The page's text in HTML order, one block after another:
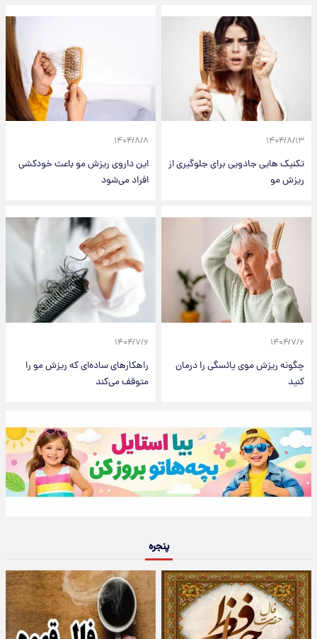
۱۴۰۴/۸/۱۳
تکنیک هایی جادویی برای جلوگیری از
ریزش مو
۱۴۰۴/۸/۸
این داروی ریزش مو باعث خودکشی
افراد می‌شود
۱۴۰۴/۷/۶
چگونه ریزش موی یائسگی را درمان
کنید
۱۴۰۴/۷/۶
راهکارهای ساده‌ای که ریزش مو را
متوقف می‌کند
پنجره